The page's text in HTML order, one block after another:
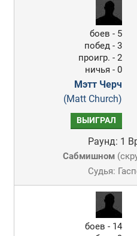
боев - 5
побед - 3
проигр. - 2
ничья - 0
Мэтт Черч
(Matt Church)
ВЫИГРАЛ
Раунд: 1
Сабмишном (
Судья:
боев - 14